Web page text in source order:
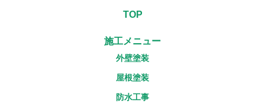
TOP
施工メニュー
外壁塗装
屋根塗装
防水工事